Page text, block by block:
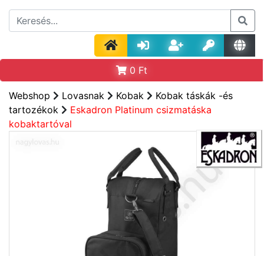
0 Ft
Webshop Lovasnak Kobak
Kobak táskák -és
tartozékok
Eskadron Platinum csizmatáska
kobaktartóval